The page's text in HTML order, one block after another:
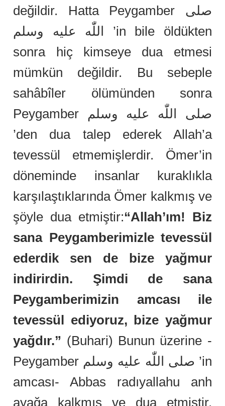
değildir. Hatta Peygamber صلى
اللّٰه عليه وسلم ’in bile öldükten
sonra hiç kimseye dua etmesi
mümkün değildir. Bu sebeple
sahâbîler ölümünden sonra
Peygamber صلى اللّٰه عليه وسلم
’den dua talep ederek Allah’a
tevessül etmemişlerdir. Ömer’in
döneminde insanlar kuraklıkla
karşılaştıklarında Ömer kalkmış ve
şöyle dua etmiştir:“Allah’ım! Biz
sana Peygamberimizle tevessül
ederdik sen de bize yağmur
indirirdin. Şimdi de sana
Peygamberimizin amcası ile
tevessül ediyoruz, bize yağmur
yağdır.” (Buhari) Bunun üzerine -
Peygamber صلى اللّٰه عليه وسلم ’in
amcası- Abbas radıyallahu anh
ayağa kalkmış ve dua etmiştir.